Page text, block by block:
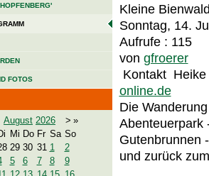
FOTOS
August 2026 > »
Mi Do Fr Sa So
29 30 31 1
2
5 6 7 8
9
Kleine
Sonntag, 14.
Aufrufe: 115
von gfroerer
Kontakt
online.de
Die
Abenteuerpark
Gutenbrunnen
und zurück